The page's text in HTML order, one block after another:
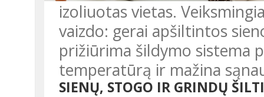
izoliuotas vietas.
vaizdo: gerai apšiltintos
prižiūrima šildymo sistema
temperatūrą ir mažina
SIENŲ, STOGO IR GRINDŲ